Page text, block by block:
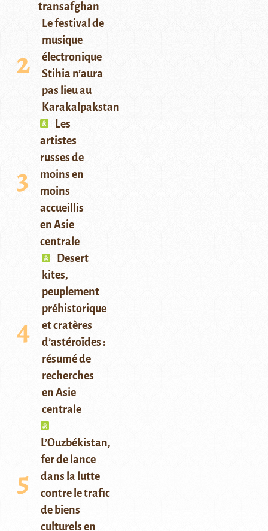
transafghan
Le festival de
musique
électronique
Stihia n’aura
pas lieu au
Karakalpakstan
Les
artistes
russes de
moins en
moins
accueillis
en Asie
centrale
Desert
kites,
peuplement
préhistorique
et cratères
d’astéroïdes :
résumé de
recherches
en Asie
centrale
L’Ouzbékistan,
fer de lance
dans la lutte
contre le trafic
de biens
culturels en